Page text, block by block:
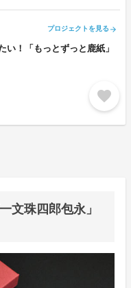
プロジェクトを見る arrow_forward
！「もっとずっと鹿紙」
favorite
文珠四郎包永」